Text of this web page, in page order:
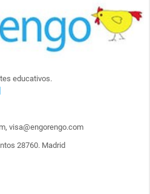
educativos.
visa@engorengo.com
28760. Madrid